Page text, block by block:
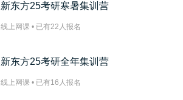
新东方25考研寒暑集训营
线上网课 • 已有22 人报名
新东方25考研全年集训营
线上网课 • 已有16 人报名